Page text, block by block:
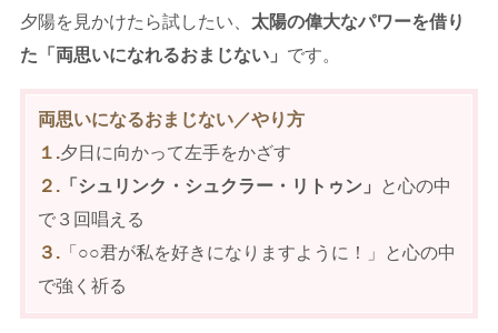
夕陽を見かけたら試したい、 太陽の偉大なパワーを借り
た「両思いになれるおまじない」 です。
両思いになるおまじない／やり方
１.夕日に向かって左手をかざす
２. 「シュリンク・シュクラー・リトゥン」
と心の中
で３回唱える
３. 「○○君が私を好きになりますように！」と心の中
で強く祈る